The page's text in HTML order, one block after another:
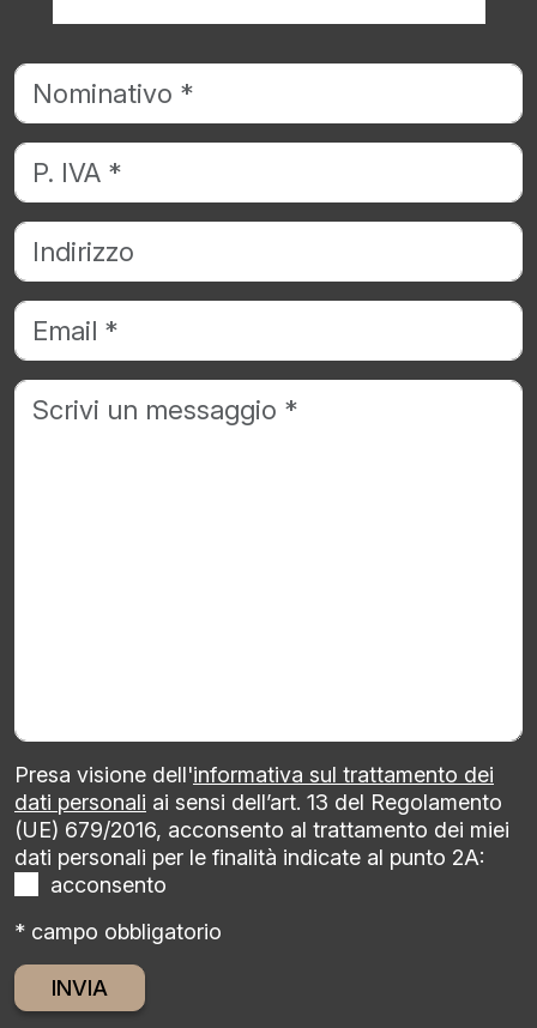
Presa visione dell'informativa sul trattamento dei
dati personali ai sensi dell’art. 13 del Regolamento
(UE) 679/2016, acconsento al trattamento dei miei
dati personali per le finalità indicate al punto 2A:
acconsento
* campo obbligatorio